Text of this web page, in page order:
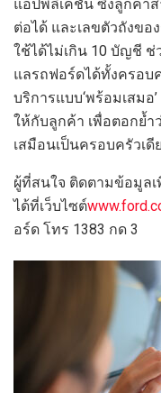
แอปพลิเคชัน ซึ่งลูกค้า
ต่อได้ และเลขตัวถังข
ใช้ได้ไม่เกิน 10 บัญชี ช่
แลรถฟอร์ดได้ทั้งครอ
บริการแบบ‘พร้อมเสมอ
ให้กับลูกค้า เพื่อตอกย้
เสมือนเป็นครอบครัวเดี
ผู้ที่สนใจ ติดตามข้อมูลเ
ได้ที่เว็บไซต์
อร์ด โทร 1383 กด 3